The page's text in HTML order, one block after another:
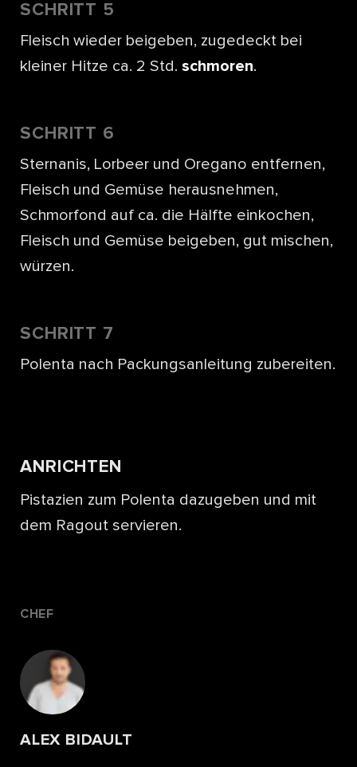
SCHRITT 5
Fleisch wieder beigeben, zugedeckt bei
kleiner Hitze ca. 2 Std. schmoren.
SCHRITT 6
Sternanis, Lorbeer und Oregano entfernen,
Fleisch und Gemüse herausnehmen,
Schmorfond auf ca. die Hälfte einkochen,
Fleisch und Gemüse beigeben, gut mischen,
würzen.
SCHRITT 7
Polenta nach Packungsanleitung zubereiten.
ANRICHTEN
Pistazien zum Polenta dazugeben und mit
dem Ragout servieren.
CHEF
ALEX BIDAULT